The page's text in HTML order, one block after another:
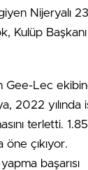
Nijeryalı 23
Kulüp Başkanı
Gee-Lec
2022 yılında
terletti.
çıkıyor.
başarısı